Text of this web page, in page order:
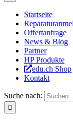
Startseite
Offertanfrage
News & Blog
Partner
HP Produkte
edu.ch Shop
Kontakt
Suche nach: